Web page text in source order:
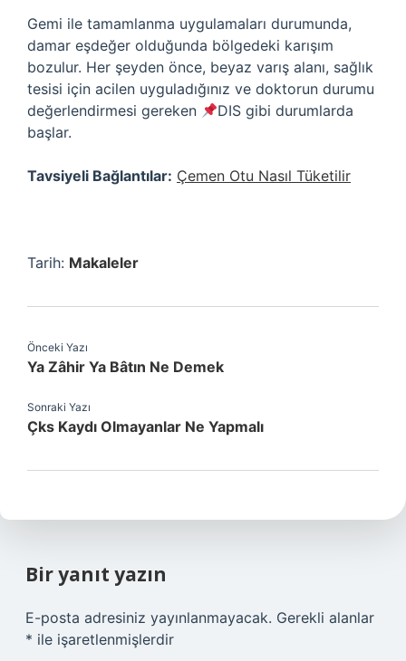
Gemi ile tamamlanma uygulamaları durumunda,
damar eşdeğer olduğunda bölgedeki karışım
bozulur. Her şeyden önce, beyaz varış alanı, sağlık
tesisi için acilen uyguladığınız ve doktorun durumu
değerlendirmesi gereken
DIS gibi durumlarda
başlar.
Tavsiyeli Bağlantılar: Çemen Otu Nasıl Tüketilir
Tarih: Makaleler
Önceki Yazı
Ya Zâhir Ya Bâtın Ne Demek
Sonraki Yazı
Çks Kaydı Olmayanlar Ne Yapmalı
Bir yanıt yazın
E-posta adresiniz yayınlanmayacak. Gerekli alanlar
* ile işaretlenmişlerdir